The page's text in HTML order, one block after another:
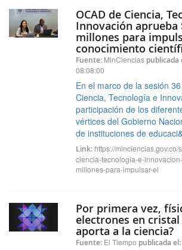
OCAD de Ciencia,
Innovación aprueba
millones para
conocimiento
Fuente: MinCiencias publicada
08:08:00
En el marco de la sesión
Ciencia, Tecnología e
participación de los
vértices del Gobierno
de instituciones de
Link: https://
ciencia-tecnologia-e-
millones-para-impulsar-el
Por primera vez,
electrones en cristal
aporta a la ciencia?
Fuente: El Tiempo publicada el: